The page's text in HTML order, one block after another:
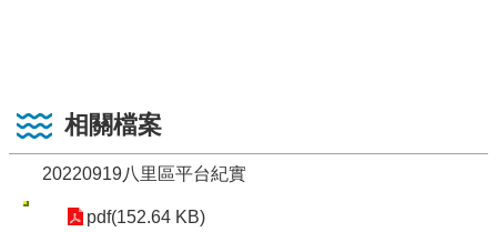
相關檔案
20220919八里區平台紀實
pdf(152.64 KB)